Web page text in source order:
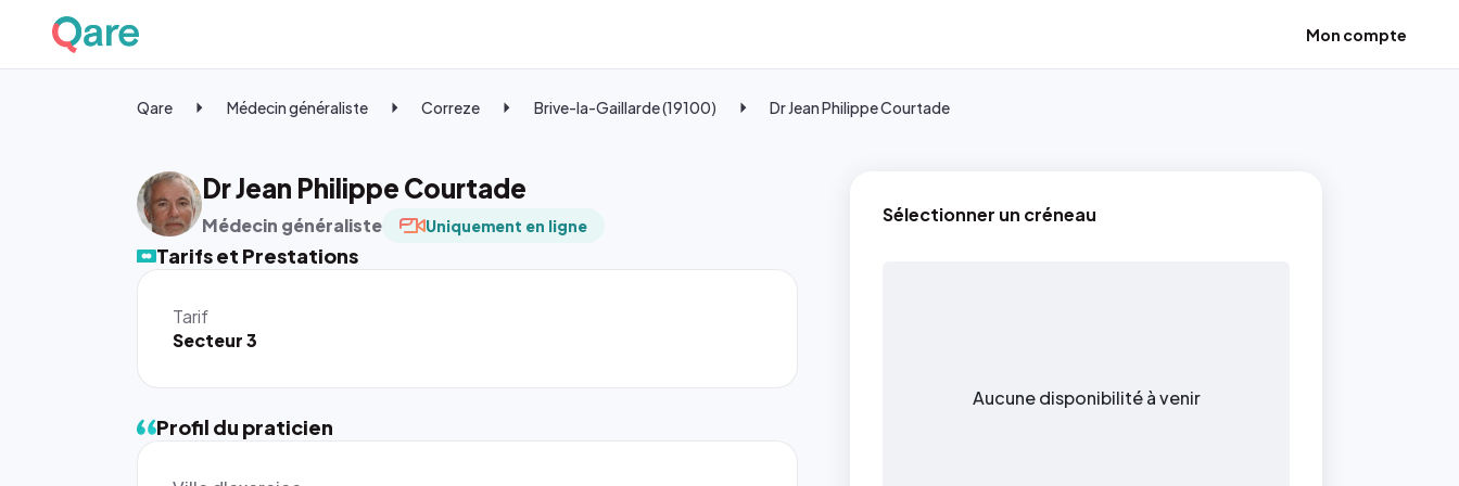
Mon compte
Qare Médecin généraliste Correze Brive-la-Gaillarde (19100) Dr Jean Philippe Courtade
Dr Jean Philippe Courtade
Médecin généraliste Uniquement en ligne
Tarifs et Prestations
Tarif
Secteur 3
Sélectionner un créneau
Aucune disponibilité à venir
Profil du praticien